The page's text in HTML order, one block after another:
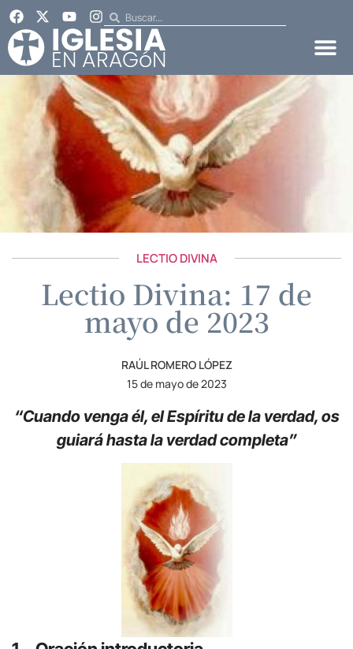
LECTIO DIVINA
Lectio Divina: 17 de
mayo de 2023
RAÚL ROMERO LÓPEZ
15 de mayo de 2023
“Cuando venga él, el Espíritu de la verdad, os
guiará hasta la verdad completa”